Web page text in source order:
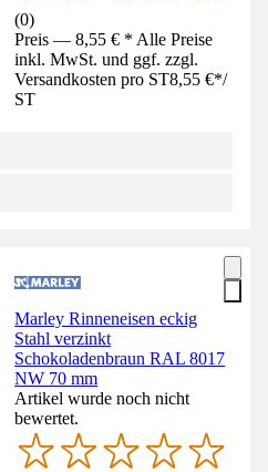
(0)
Preis — 8,55 € * Alle Preise
inkl. MwSt. und ggf. zzgl.
Versandkosten pro ST8,55 €*/
ST
Marley Rinneneisen eckig
Stahl verzinkt
Schokoladenbraun RAL 8017
NW 70 mm
Artikel wurde noch nicht
bewertet.